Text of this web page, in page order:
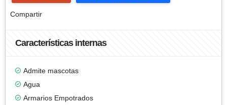
Compartir
Características internas
Admite mascotas
Agua
Armarios Empotrados